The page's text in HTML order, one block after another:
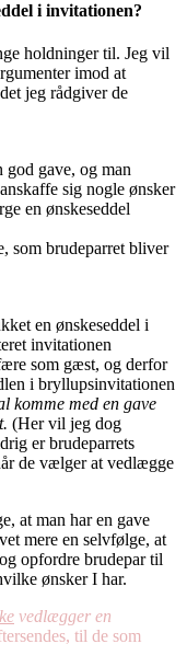
i invitationen?
holdninger til. Jeg vil
imod at
jeg rådgiver de
god gave, og man
sig nogle ønsker
en ønskeseddel
som brudeparret bliver
en ønskeseddel i
invitationen
som gæst, og derfor
i bryllupsinvitationen
komme med en gave
(Her vil jeg dog
er brudeparrets
de vælger at vedlægge
at man har en gave
mere en selvfølge, at
opfordre brudepar til
ønsker I har.
vedlægger en
til de som